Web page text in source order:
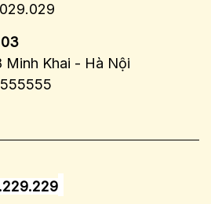
Minh Khai - Hà Nội